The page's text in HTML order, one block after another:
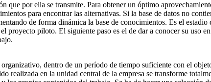
por ella se transmite. Para obtener un óptimo
para encontrar las alternativas. Si la base de datos no
de forma dinámica la base de conocimientos. Es el
piloto. El siguiente paso es el de dar a conocer su uso
dentro de un período de tiempo suficiente con el
realizada en la unidad central de la empresa se transforme